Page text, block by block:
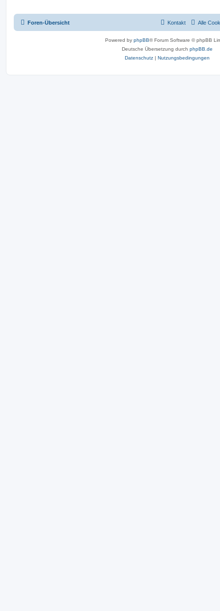
Foren-Übersicht Alle
Kontakt
Powered by phpBB® Forum Software © phpBB
Deutsche Übersetzung durch phpBB.de
Datenschutz | Nutzungsbedingungen